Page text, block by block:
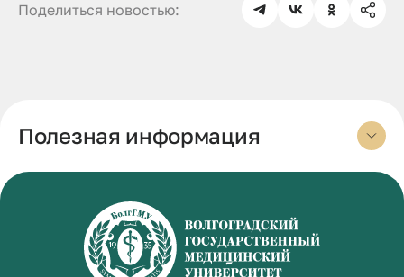
Поделиться новостью:
Полезная информация